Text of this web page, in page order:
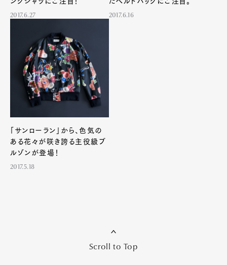
2017.6.27 2017.6.16
「サンローラン」から、色気の
ある花々が咲き誇る主役級ブ
ルゾンが登場！
2017.5.18
Scroll to Top